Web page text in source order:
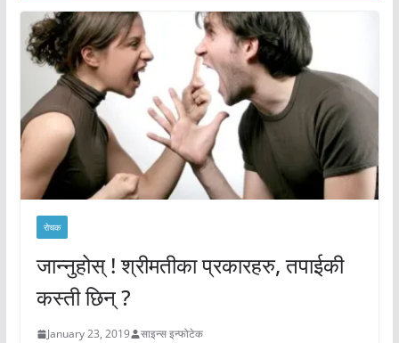
रोचक
जान्नुहोस् ! श्रीमतीका प्रकारहरु, तपाईकी
कस्ती छिन् ?
January 23, 2019 साइन्स इन्फोटेक